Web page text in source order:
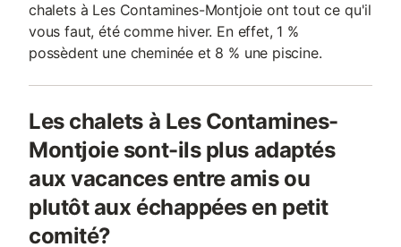
chalets à Les Contamines-Montjoie ont tout ce qu'il
vous faut, été comme hiver. En effet, 1 %
possèdent une cheminée et 8 % une piscine.
Les chalets à Les Contamines-
Montjoie sont-ils plus adaptés
aux vacances entre amis ou
plutôt aux échappées en petit
comité?